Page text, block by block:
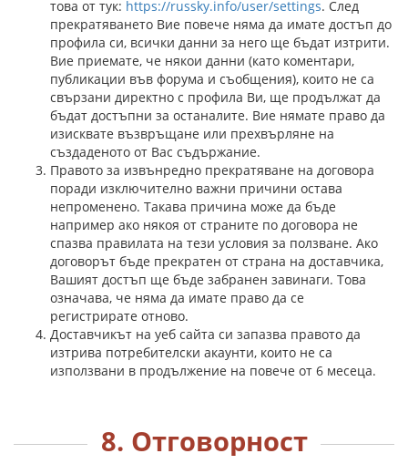
това от тук: https://russky.info/user/settings. След
прекратяването Вие повече няма да имате достъп до
профила си, всички данни за него ще бъдат изтрити.
Вие приемате, че някои данни (като коментари,
публикации във форума и съобщения), които не са
свързани директно с профила Ви, ще продължат да
бъдат достъпни за останалите. Вие нямате право да
изисквате възвръщане или прехвърляне на
създаденото от Вас съдържание.
Правото за извънредно прекратяване на договора
поради изключително важни причини остава
непроменено. Такава причина може да бъде
например ако някоя от страните по договора не
спазва правилата на тези условия за ползване. Ако
договорът бъде прекратен от страна на доставчика,
Вашият достъп ще бъде забранен завинаги. Това
означава, че няма да имате право да се
регистрирате отново.
Доставчикът на уеб сайта си запазва правото да
изтрива потребителски акаунти, които не са
използвани в продължение на повече от 6 месеца.
8. Отговорност